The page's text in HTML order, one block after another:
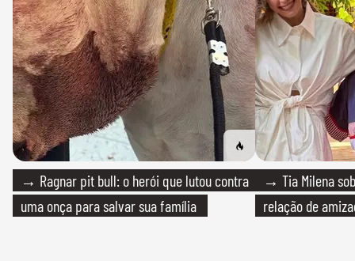
→ Ragnar pit bull: o herói que lutou contra
uma onça para salvar sua família
→ Tia Milena
relação de